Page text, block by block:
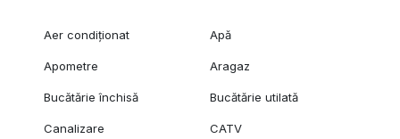
Aer condiționat Apă
Apometre Aragaz
Bucătărie închisă Bucătărie utilată
Canalizare CATV